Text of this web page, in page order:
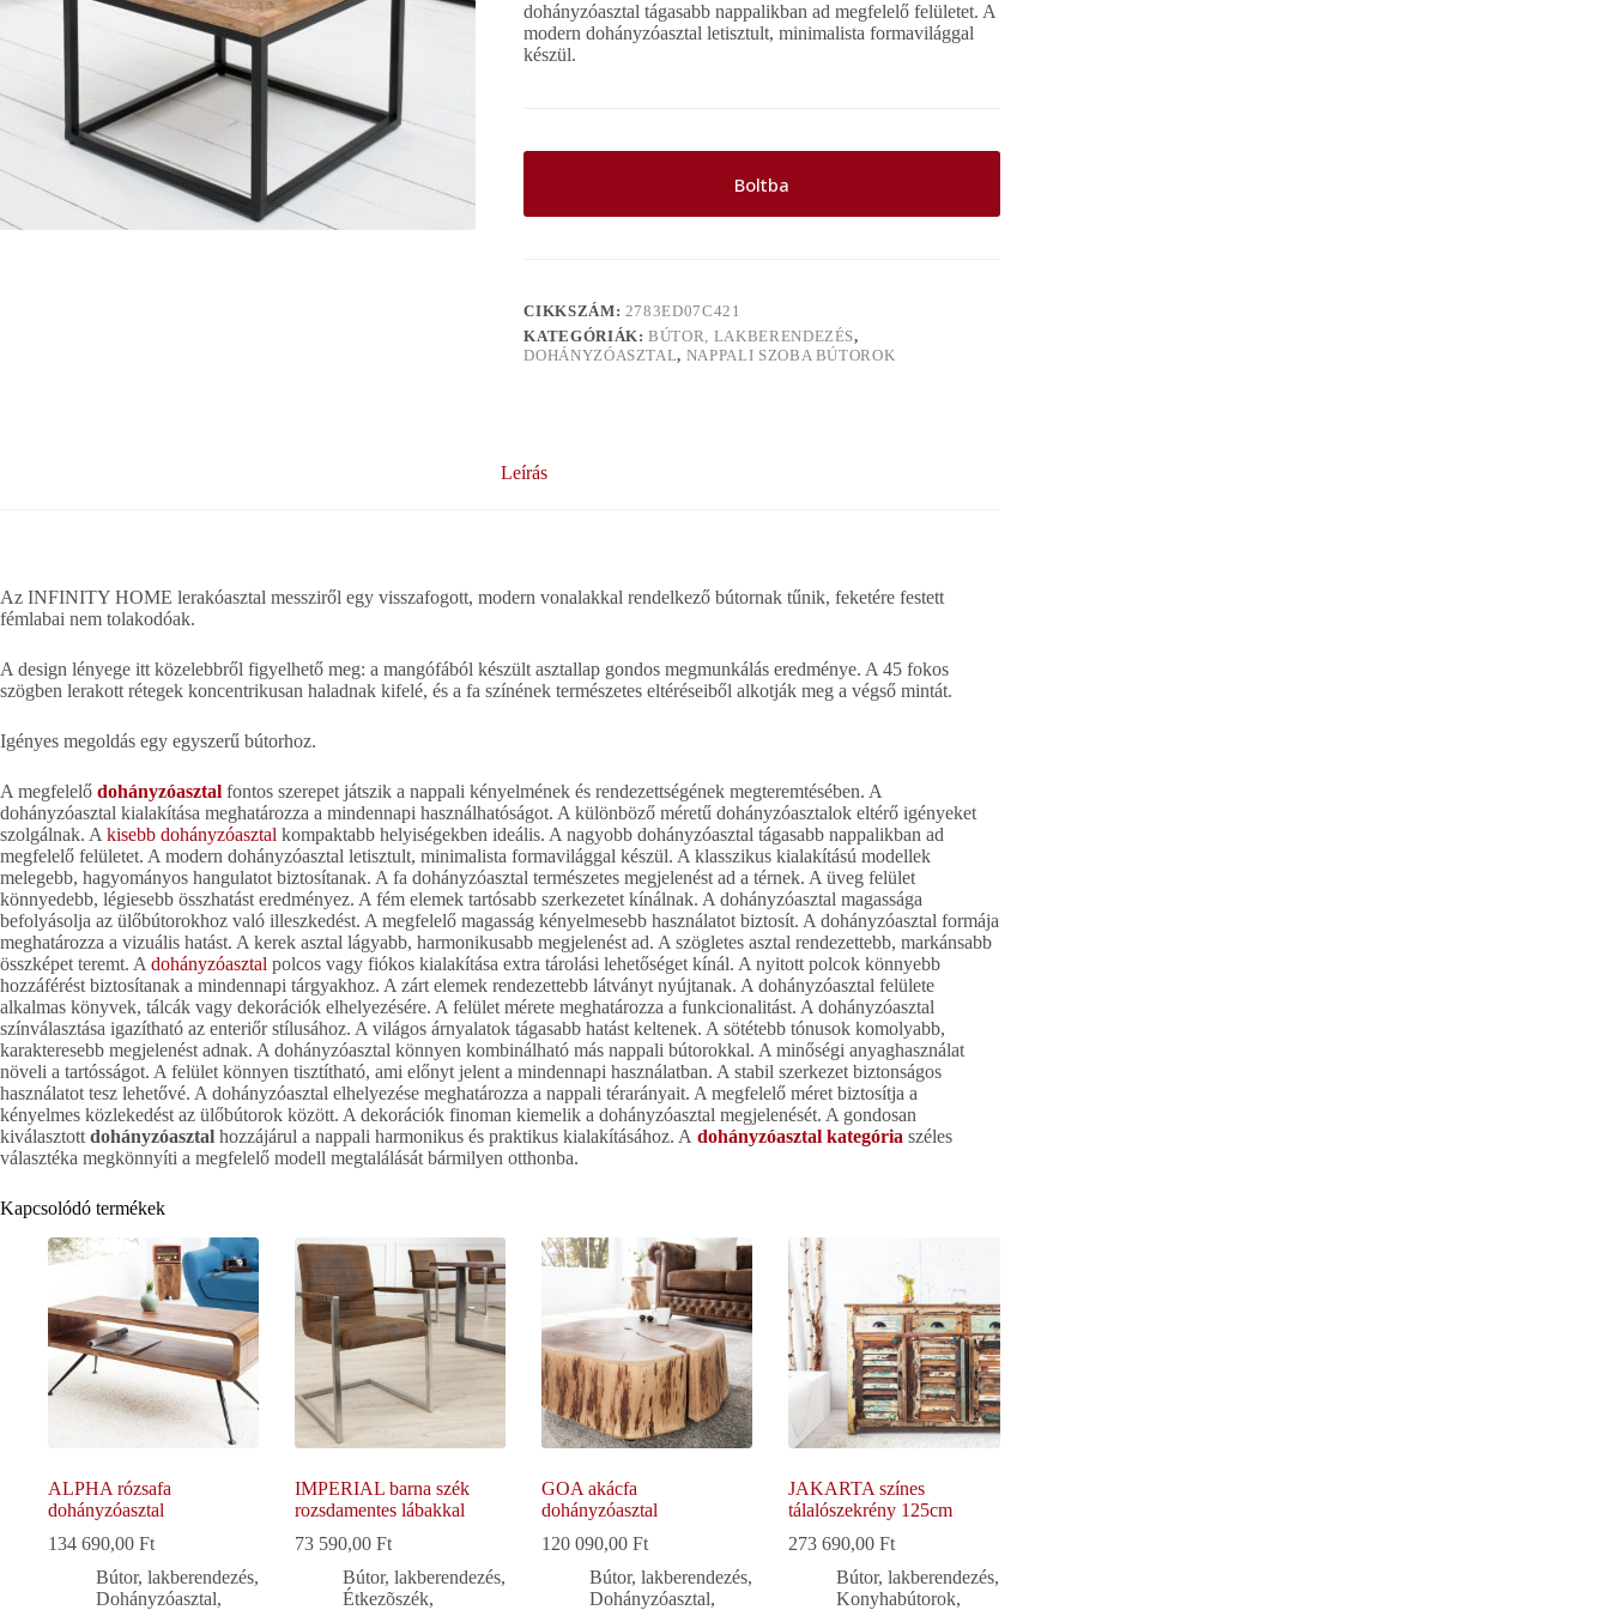
dohányzóasztal tágasabb nappalikban ad megfelelő felületet. A
modern dohányzóasztal letisztult, minimalista formavilággal
készül.
Boltba
CIKKSZÁM: 2783ED07C421
KATEGÓRIÁK:BÚTOR, LAKBERENDEZÉS,
DOHÁNYZÓASZTAL, NAPPALI SZOBA BÚTOROK
Leírás
Az INFINITY HOME lerakóasztal messziről egy visszafogott, modern vonalakkal rendelkező bútornak tűnik, feketére festett
fémlabai nem tolakodóak.
A design lényege itt közelebbről figyelhető meg: a mangófából készült asztallap gondos megmunkálás eredménye. A 45 fokos
szögben lerakott rétegek koncentrikusan haladnak kifelé, és a fa színének természetes eltéréseiből alkotják meg a végső mintát.
Igényes megoldás egy egyszerű bútorhoz.
A megfelelő dohányzóasztal fontos szerepet játszik a nappali kényelmének és rendezettségének megteremtésében. A
dohányzóasztal kialakítása meghatározza a mindennapi használhatóságot. A különböző méretű dohányzóasztalok eltérő igényeket
szolgálnak. A kisebb dohányzóasztal kompaktabb helyiségekben ideális. A nagyobb dohányzóasztal tágasabb nappalikban ad
megfelelő felületet. A modern dohányzóasztal letisztult, minimalista formavilággal készül. A klasszikus kialakítású modellek
melegebb, hagyományos hangulatot biztosítanak. A fa dohányzóasztal természetes megjelenést ad a térnek. A üveg felület
könnyedebb, légiesebb összhatást eredményez. A fém elemek tartósabb szerkezetet kínálnak. A dohányzóasztal magassága
befolyásolja az ülőbútorokhoz való illeszkedést. A megfelelő magasság kényelmesebb használatot biztosít. A dohányzóasztal formája
meghatározza a vizuális hatást. A kerek asztal lágyabb, harmonikusabb megjelenést ad. A szögletes asztal rendezettebb, markánsabb
összképet teremt. A dohányzóasztal polcos vagy fiókos kialakítása extra tárolási lehetőséget kínál. A nyitott polcok könnyebb
hozzáférést biztosítanak a mindennapi tárgyakhoz. A zárt elemek rendezettebb látványt nyújtanak. A dohányzóasztal felülete
alkalmas könyvek, tálcák vagy dekorációk elhelyezésére. A felület mérete meghatározza a funkcionalitást. A dohányzóasztal
színválasztása igazítható az enteriőr stílusához. A világos árnyalatok tágasabb hatást keltenek. A sötétebb tónusok komolyabb,
karakteresebb megjelenést adnak. A dohányzóasztal könnyen kombinálható más nappali bútorokkal. A minőségi anyaghasználat
növeli a tartósságot. A felület könnyen tisztítható, ami előnyt jelent a mindennapi használatban. A stabil szerkezet biztonságos
használatot tesz lehetővé. A dohányzóasztal elhelyezése meghatározza a nappali térarányait. A megfelelő méret biztosítja a
kényelmes közlekedést az ülőbútorok között. A dekorációk finoman kiemelik a dohányzóasztal megjelenését. A gondosan
kiválasztott dohányzóasztal hozzájárul a nappali harmonikus és praktikus kialakításához. A dohányzóasztal kategória széles
választéka megkönnyíti a megfelelő modell megtalálását bármilyen otthonba.
Kapcsolódó termékek
ALPHA rózsafa
dohányzóasztal
134 690,00 Ft
Bútor, lakberendezés,
Dohányzóasztal,
IMPERIAL barna szék
rozsdamentes lábakkal
73 590,00Ft
Bútor, lakberendezés,
Étkezõszék,
GOA akácfa
dohányzóasztal
120 090,00Ft
Bútor, lakberendezés,
Dohányzóasztal,
JAKARTA színes
tálalószekrény 125cm
273 690,00Ft
Bútor, lakberendezés,
Konyhabútorok,